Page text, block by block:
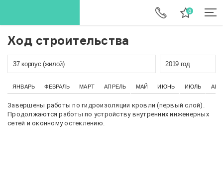
Ход строительства
37 корпус (жилой) 2019 год
ЯНВАРЬ ФЕВРАЛЬ МАРТ АПРЕЛЬ МАЙ ИЮНЬ ИЮЛЬ
Завершены работы по гидроизоляции кровли (первый слой).
Продолжаются работы по устройству внутренних инженерных
сетей и оконному остеклению.